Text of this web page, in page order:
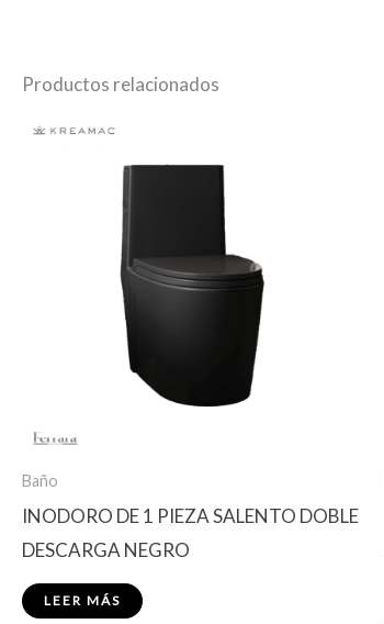
Productos relacionados
Baño
INODORO DE 1 PIEZA SALENTO DOBLE
DESCARGA NEGRO
LEER MÁS